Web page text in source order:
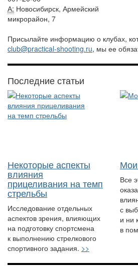
А: Новосибирск, Армейский
микрорайон, 7
Присылайте информацию о клубах,
club@practical-shooting.ru, мы ее
Последние статьи
Некоторые аспекты
влияния
прицеливания на темп
стрельбы
Исследование отдельных
аспектов зрения, влияющих
на подготовку спортсмена
к выполнению стрелкового
спортивного задания. >>
Мои
Все
с
и ни
в